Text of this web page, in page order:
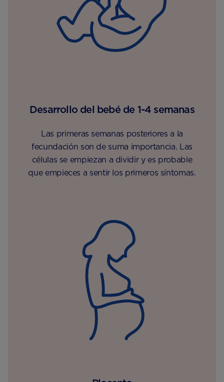
Desarrollo del bebé de 1-4 semanas
Las primeras semanas posteriores a la
fecundación son de suma importancia. Las
células se empiezan a dividir y es probable
que empieces a sentir los primeros síntomas.